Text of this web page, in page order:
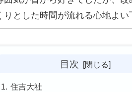
りとした時間が流れる心地よい
目次
住吉大社